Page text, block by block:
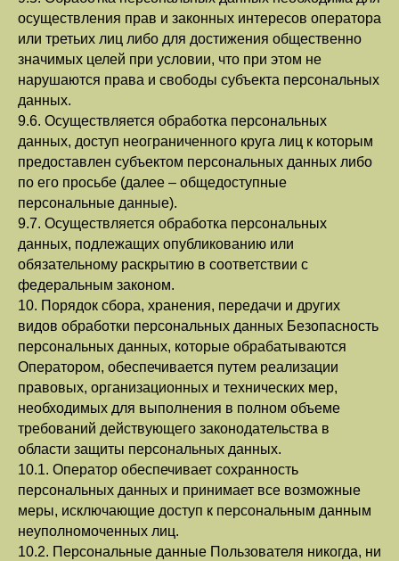
осуществления прав и законных интересов оператора
или третьих лиц либо для достижения общественно
значимых целей при условии, что при этом не
нарушаются права и свободы субъекта персональных
данных.
9.6. Осуществляется обработка персональных
данных, доступ неограниченного круга лиц к которым
предоставлен субъектом персональных данных либо
по его просьбе (далее – общедоступные
персональные данные).
9.7. Осуществляется обработка персональных
данных, подлежащих опубликованию или
обязательному раскрытию в соответствии с
федеральным законом.
10. Порядок сбора, хранения, передачи и других
видов обработки персональных данных Безопасность
персональных данных, которые обрабатываются
Оператором, обеспечивается путем реализации
правовых, организационных и технических мер,
необходимых для выполнения в полном объеме
требований действующего законодательства в
области защиты персональных данных.
10.1. Оператор обеспечивает сохранность
персональных данных и принимает все возможные
меры, исключающие доступ к персональным данным
неуполномоченных лиц.
10.2. Персональные данные Пользователя никогда, ни